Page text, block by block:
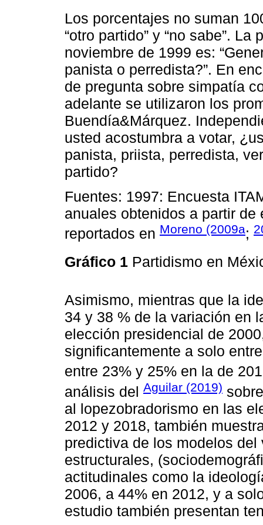
Los porcentajes no suman
“otro partido” y “no sabe”.
noviembre de 1999 es:
panista o perredista?”. En
de pregunta sobre simpatía
adelante se utilizaron los
Buendía&Márquez.
usted acostumbra a votar,
panista, priista, perredista,
partido?
Fuentes: 1997: Encuesta
anuales obtenidos a partir
reportados en Moreno (2009a;
Gráfico 1 Partidismo en
Asimismo, mientras que la
34 y 38 % de la variación en
elección presidencial de
significantemente a solo
entre 23% y 25% en la de
análisis del Aguilar (2019)
al lopezobradorismo en las
2012 y 2018, también
predictiva de los modelos
estructurales,
actitudinales como la
2006, a 44% en 2012, y a
estudio también presentan